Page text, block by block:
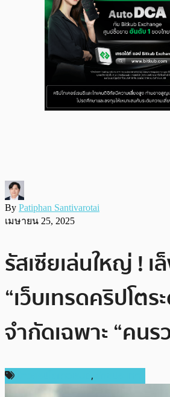
By Patiphan Santivarotai
เมษายน 25, 2025
รัสเซียเล่นใหญ่ ! เ
“เว็บเทรดคริปโต
จำกัดเฉพาะ “คน
,